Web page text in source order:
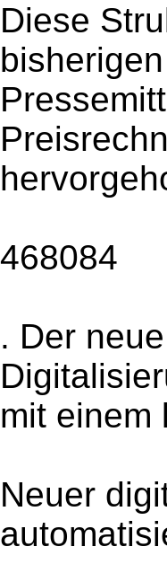
Diese
468084
. Der
mit einem
Neuer